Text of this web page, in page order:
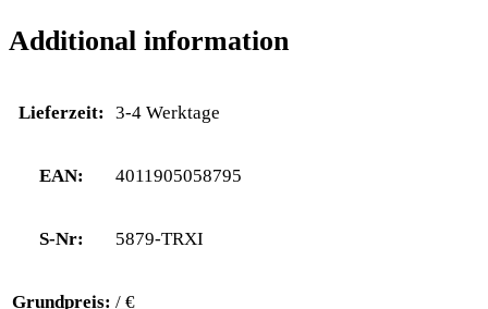
Additional information
Lieferzeit: 3-4 Werktage
EAN: 4011905058795
S-Nr: 5879-TRXI
Grundpreis: / €